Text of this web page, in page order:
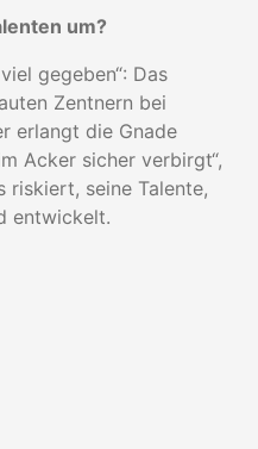
um?
gegeben“: Das
Zentnern bei
erlangt die Gnade
Acker sicher verbirgt“,
riskiert, seine Talente,
entwickelt.